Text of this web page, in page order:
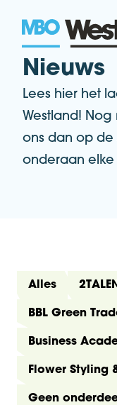
Nieuws
Lees hier het
Westland! Nog
ons dan op de
onderaan elke
Alles
BBL Green
Business
Flower Styling
Geen